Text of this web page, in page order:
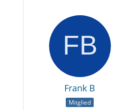
Frank B
Mitglied